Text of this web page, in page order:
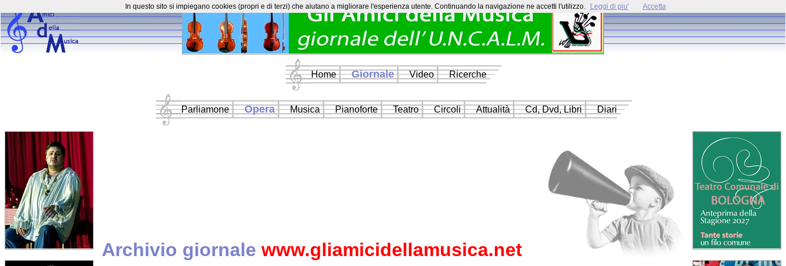
Home Giornale Video Ricerche
Parliamone Opera Musica Pianoforte Teatro Circoli Attualità Cd, Dvd, Libri Diari
Archivio giornale www.gliamicidellamusica.net
In questo sito si impiegano cookies (propri e di terzi) che aiutano a migliorare l'esperienza utente. Continuando la navigazione ne accetti l'utilizzo. Leggi di piu' Accetta